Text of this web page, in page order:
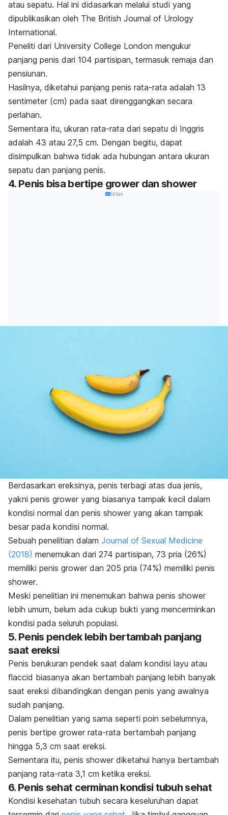
atau sepatu. Hal ini didasarkan melalui studi yang
dipublikasikan oleh The British Journal of Urology
International.
Peneliti dari University College London mengukur
panjang penis dari 104 partisipan, termasuk remaja dan
pensiunan.
Hasilnya, diketahui panjang penis rata-rata adalah 13
sentimeter (cm) pada saat direnggangkan secara
perlahan.
Sementara itu, ukuran rata-rata dari sepatu di Inggris
adalah 43 atau 27,5 cm. Dengan begitu, dapat
disimpulkan bahwa tidak ada hubungan antara ukuran
sepatu dan panjang penis.
4. Penis bisa bertipe grower dan shower
Iklan
Berdasarkan ereksinya, penis terbagi atas dua jenis,
yakni penis grower yang biasanya tampak kecil dalam
kondisi normal dan penis shower yang akan tampak
besar pada kondisi normal.
Sebuah penelitian dalam Journal of Sexual Medicine
(2018) menemukan dari 274 partisipan, 73 pria (26%)
memiliki penis grower dan 205 pria (74%) memiliki penis
shower.
Meski penelitian ini menemukan bahwa penis shower
lebih umum, belum ada cukup bukti yang mencerminkan
kondisi pada seluruh populasi.
5. Penis pendek lebih bertambah panjang
saat ereksi
Penis berukuran pendek saat dalam kondisi layu atau
flaccid biasanya akan bertambah panjang lebih banyak
saat ereksi dibandingkan dengan penis yang awalnya
sudah panjang.
Dalam penelitian yang sama seperti poin sebelumnya,
penis bertipe grower rata-rata bertambah panjang
hingga 5,3 cm saat ereksi.
Sementara itu, penis shower diketahui hanya bertambah
panjang rata-rata 3,1 cm ketika ereksi.
6. Penis sehat cerminan kondisi tubuh sehat
Kondisi kesehatan tubuh secara keseluruhan dapat